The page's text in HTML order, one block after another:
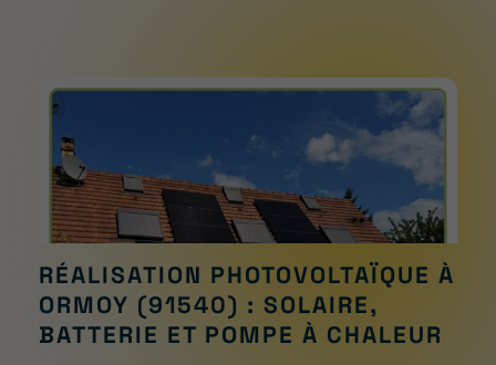
RÉALISATION PHOTOVOLTAÏQUE À
ORMOY (91540) : SOLAIRE,
BATTERIE ET POMPE À CHALEUR